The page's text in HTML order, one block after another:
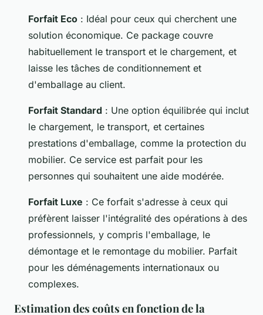
Forfait Eco : Idéal pour ceux qui cherchent une
solution économique. Ce package couvre
habituellement le transport et le chargement, et
laisse les tâches de conditionnement et
d'emballage au client.
Forfait Standard : Une option équilibrée qui inclut
le chargement, le transport, et certaines
prestations d'emballage, comme la protection du
mobilier. Ce service est parfait pour les
personnes qui souhaitent une aide modérée.
Forfait Luxe : Ce forfait s'adresse à ceux qui
préfèrent laisser l'intégralité des opérations à des
professionnels, y compris l'emballage, le
démontage et le remontage du mobilier. Parfait
pour les déménagements internationaux ou
complexes.
Estimation des coûts en fonction de la